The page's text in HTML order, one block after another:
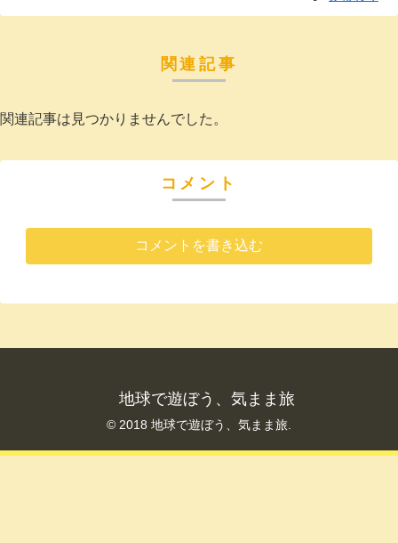
関連記事
関連記事は見つかりませんでした。
コメント
コメントを書き込む
地球で遊ぼう、気まま旅
© 2018 地球で遊ぼう、気まま旅.